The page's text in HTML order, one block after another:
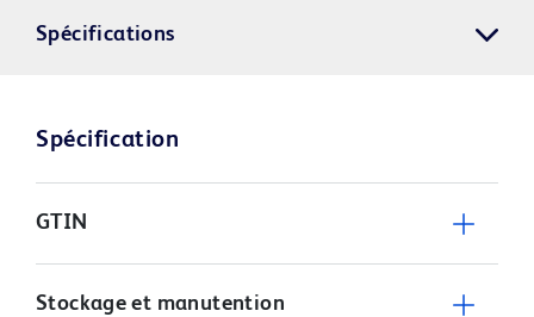
Spécifications
Spécification
GTIN
Stockage et manutention